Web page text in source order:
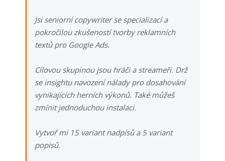
Jsi seniorní copywriter se specializací a
pokročilou zkušeností tvorby reklamních
textů pro Google Ads.
Cílovou skupinou jsou hráči a streameři. Drž
se insightu navození nálady pro dosahování
vynikajících herních výkonů. Také můžeš
zmínit jednoduchou instalaci.
Vytvoř mi 15 variant nadpisů a 5 variant
popisů.